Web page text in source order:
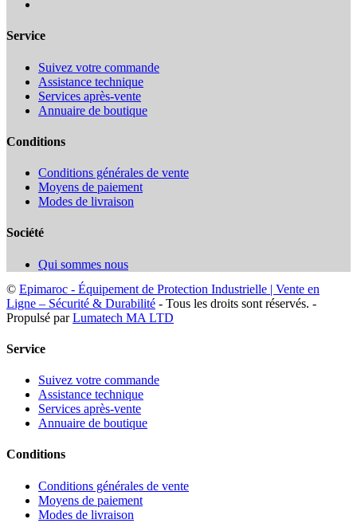
Service
Suivez votre commande
Assistance technique
Services après-vente
Annuaire de boutique
Conditions
Conditions générales de vente
Moyens de paiement
Modes de livraison
Société
Qui sommes nous
© Epimaroc - Équipement de Protection Industrielle | Vente en
Ligne – Sécurité & Durabilité - Tous les droits sont réservés. -
Propulsé parLumatech MA LTD
Service
Suivez votre commande
Assistance technique
Services après-vente
Annuaire de boutique
Conditions
Conditions générales de vente
Moyens de paiement
Modes de livraison